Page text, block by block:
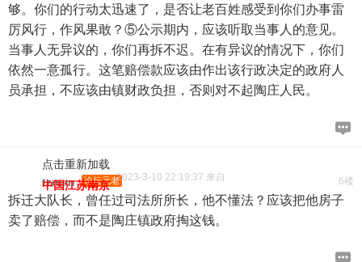
够。你们的行动太迅速了，是否让老百姓感受到你们办事雷
厉风行，作风果敢？⑤公示期内，应该听取当事人的意见。
当事人无异议的，你们再拆不迟。在有异议的情况下，你们
依然一意孤行。这笔赔偿款应该由作出该行政决定的政府人
员承担，不应该由镇财政负担，否则对不起陶庄人民。
点击重新加载
6楼
tzman 论坛元老2023-3-10 22:19:37 来自
中国江苏南京
拆迁大队长，曾任过司法所所长，他不懂法？应该把他房子
卖了赔偿，而不是陶庄镇政府掏这钱。